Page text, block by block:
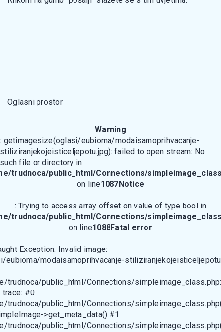
Oglasni prostor
Warning
: getimagesize(oglasi/eubioma/modaisamoprihvacanje-
stiliziranjekojeisticeljepotu.jpg): failed to open stream: No
such file or directory in
trudnoca/public_html/Connections/
on line1087 Notice
: Trying to access array offset on value of type bool in
trudnoca/public_html/Connections/
on line1088Fatal error
Exception: Invalid image:
eubioma/modaisamoprihvacanje-
trudnoca/public_html/Connections/
trace: #0
trudnoca/public_html/Connections/
>get_meta_data() #1
trudnoca/public_html/Connections/